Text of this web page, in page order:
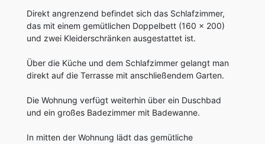
Direkt angrenzend befindet sich das Schlafzimmer,
das mit einem gemütlichen Doppelbett (160 x 200)
und zwei Kleiderschränken ausgestattet ist.
Über die Küche und dem Schlafzimmer gelangt man
direkt auf die Terrasse mit anschließendem Garten.
Die Wohnung verfügt weiterhin über ein Duschbad
und ein großes Badezimmer mit Badewanne.
In mitten der Wohnung lädt das gemütliche